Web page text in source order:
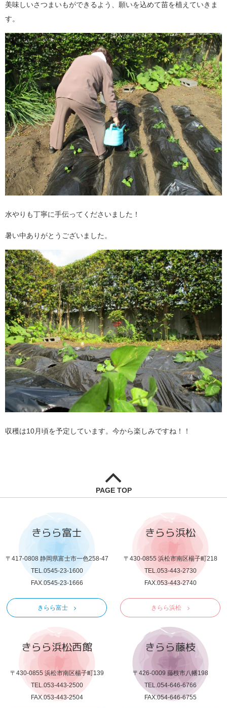
美味しいさつまいもができるよう、願いを込めて苗を植えていきま
す。
水やりも丁寧に手伝ってくださいました！
暑い中ありがとうございました。
収穫は10月頃を予定しています。今から楽しみですね！！
PAGE TOP
きらら富士
〒417-0808 静岡県富士市一色258-47
TEL.0545-23-1600
FAX.0545-23-1666
きらら富士
きらら浜松
〒430-0855 浜松市南区楊子町218
TEL.053-443-2730
FAX.053-443-2740
きらら浜松
きらら浜松西館
〒430-0855 浜松市南区楊子町139
TEL.053-443-2500
FAX.053-443-2504
きらら藤枝
〒426-0009 藤枝市八幡198
TEL.054-646-6766
FAX.054-646-6755